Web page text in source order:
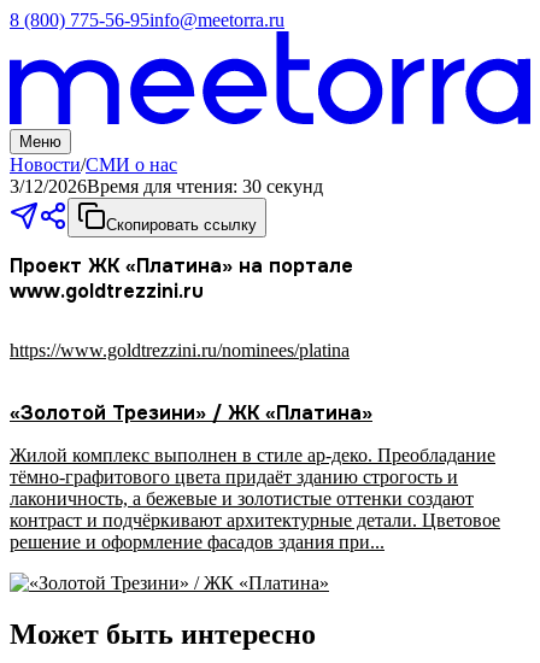
8 (800) 775-56-95info@meetorra.ru
Меню
Новости/СМИ о нас
3/12/2026Время для чтения: 30 секунд
Скопировать ссылку
Проект ЖК «Платина» на портале
www.goldtrezzini.ru
https://www.goldtrezzini.ru/nominees/platina
«Золотой Трезини» / ЖК «Платина»
Жилой комплекс выполнен в стиле ар-деко. Преобладание
тёмно-графитового цвета придаёт зданию строгость и
лаконичность, а бежевые и золотистые оттенки создают
контраст и подчёркивают архитектурные детали. Цветовое
решение и оформление фасадов здания при...
Может быть интересно